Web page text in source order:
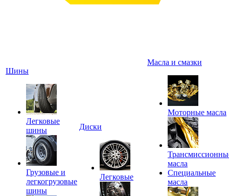
Шины
Легковые
шины
Грузовые и
легкогрузовые
шины
Диски
Легковые
Масла и смазки
Моторные масла
масла
Специальные
масла